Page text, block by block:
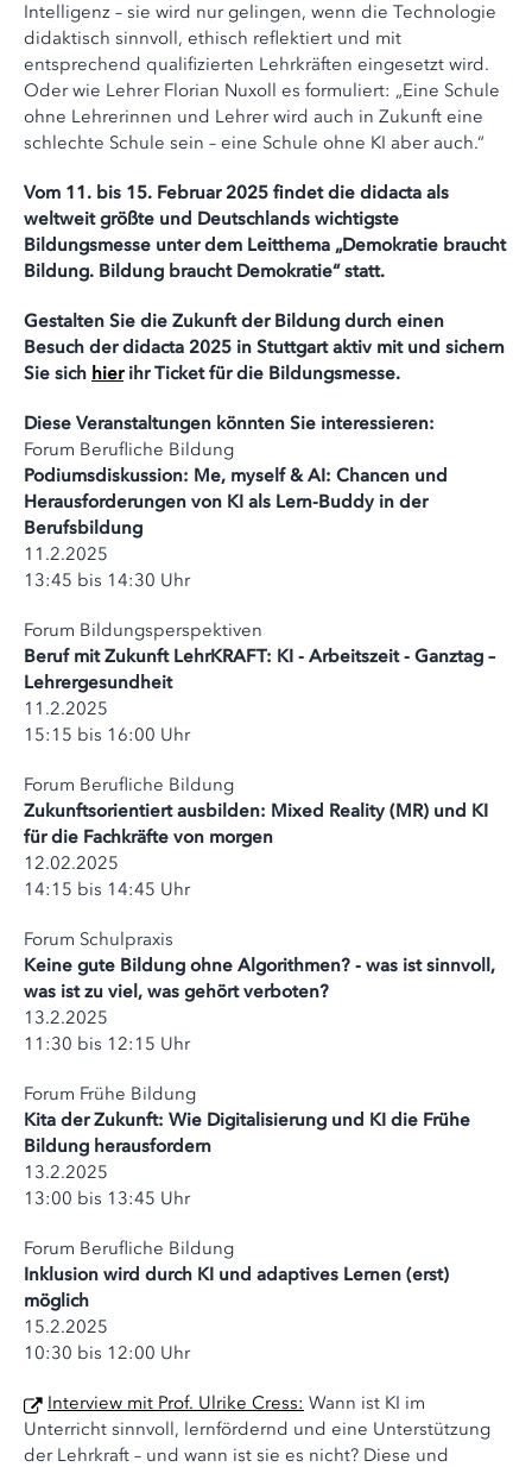
Intelligenz – sie wird nur gelingen, wenn die Technologie
didaktisch sinnvoll, ethisch reflektiert und mit
entsprechend qualifizierten Lehrkräften eingesetzt wird.
Oder wie Lehrer Florian Nuxoll es formuliert: „Eine Schule
ohne Lehrerinnen und Lehrer wird auch in Zukunft eine
schlechte Schule sein – eine Schule ohne KI aber auch.“
Vom 11. bis 15. Februar 2025 findet die didacta als
weltweit größte und Deutschlands wichtigste
Bildungsmesse unter dem Leitthema „Demokratie braucht
Bildung. Bildung braucht Demokratie“ statt.
Gestalten Sie die Zukunft der Bildung durch einen
Besuch der didacta 2025 in Stuttgart aktiv mit und sichern
Sie sich hierihr Ticket für die Bildungsmesse.
Diese Veranstaltungen könnten Sie interessieren:
Forum Berufliche Bildung
Podiumsdiskussion: Me, myself & AI: Chancen und
Herausforderungen von KI als Lern-Buddy in der
Berufsbildung
11.2.2025
13:45 bis 14:30 Uhr
Forum Bildungsperspektiven
Beruf mit Zukunft LehrKRAFT: KI - Arbeitszeit - Ganztag –
Lehrergesundheit
11.2.2025
15:15 bis 16:00 Uhr
Forum Berufliche Bildung
Zukunftsorientiert ausbilden: Mixed Reality (MR) und KI
für die Fachkräfte von morgen
12.02.2025
14:15 bis 14:45 Uhr
Forum Schulpraxis
Keine gute Bildung ohne Algorithmen? - was ist sinnvoll,
was ist zu viel, was gehört verboten?
13.2.2025
11:30 bis 12:15 Uhr
Forum Frühe Bildung
Kita der Zukunft: Wie Digitalisierung und KI die Frühe
Bildung herausfordern
13.2.2025
13:00 bis 13:45 Uhr
Forum Berufliche Bildung
Inklusion wird durch KI und adaptives Lernen (erst)
möglich
15.2.2025
10:30 bis 12:00 Uhr
Interview mit Prof. Ulrike Cress: Wann ist KI im
Unterricht sinnvoll, lernfördernd und eine Unterstützung
der Lehrkraft – und wann ist sie es nicht? Diese und